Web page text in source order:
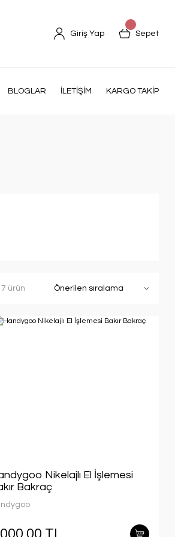
Giriş Yap Sepet
BLOGLAR İLETİŞİM KARGO TAKİP
ürün
Nikelajlı El İşlemesi
Bakraç
TL